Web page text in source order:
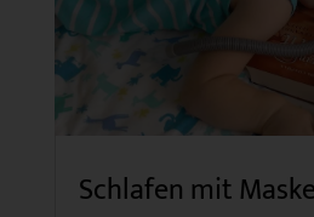
Schlafen mit Maske